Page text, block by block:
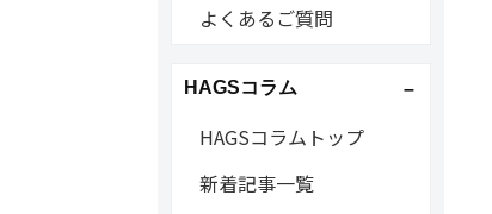
よくあるご質問
HAGSコラム
HAGSコラムトップ
新着記事一覧